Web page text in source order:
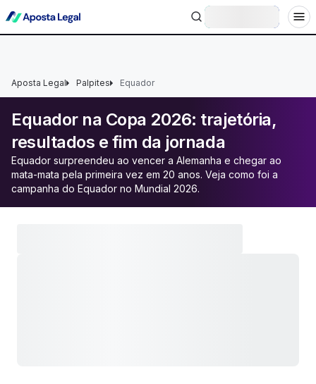
+18 Ministério da Fazenda adverte: aposta não é investimento.
Aposta Legal Palpites Equador
Equador na Copa 2026: trajetória,
resultados e fim da jornada
Equador surpreendeu ao vencer a Alemanha e chegar ao
mata-mata pela primeira vez em 20 anos. Veja como foi a
campanha do Equador no Mundial 2026.